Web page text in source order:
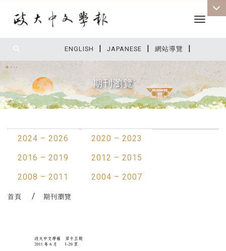
ENGLISH | JAPANESE | 網站導覽 |
Toggle
期刊瀏覽
2024 – 2026
2020 – 2023
2016 – 2019
2012 – 2015
2008 – 2011
2004 – 2007
首頁 期刊瀏覽